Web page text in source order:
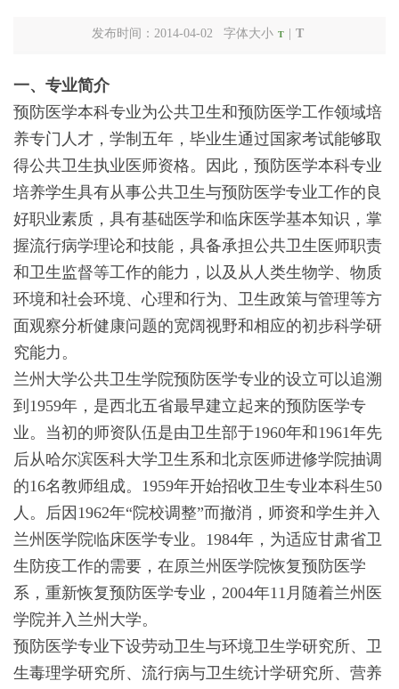
发布时间：2014-04-02 字体大小 T T
一、专业简介
预防医学本科专业为公共卫生和预防医学工作领域培
养专门人才，学制五年，毕业生通过国家考试能够取
得公共卫生执业医师资格。因此，预防医学本科专业
培养学生具有从事公共卫生与预防医学专业工作的良
好职业素质，具有基础医学和临床医学基本知识，掌
握流行病学理论和技能，具备承担公共卫生医师职责
和卫生监督等工作的能力，以及从人类生物学、物质
环境和社会环境、心理和行为、卫生政策与管理等方
面观察分析健康问题的宽阔视野和相应的初步科学研
究能力。
兰州大学公共卫生学院预防医学专业的设立可以追溯
到1959年，是西北五省最早建立起来的预防医学专
业。当初的师资队伍是由卫生部于1960年和1961年先
后从哈尔滨医科大学卫生系和北京医师进修学院抽调
的16名教师组成。1959年开始招收卫生专业本科生50
人。后因1962年“院校调整”而撤消，师资和学生并入
兰州医学院临床医学专业。1984年，为适应甘肃省卫
生防疫工作的需要，在原兰州医学院恢复预防医学
系，重新恢复预防医学专业，2004年11月随着兰州医
学院并入兰州大学。
预防医学专业下设劳动卫生与环境卫生学研究所、卫
生毒理学研究所、流行病与卫生统计学研究所、营养